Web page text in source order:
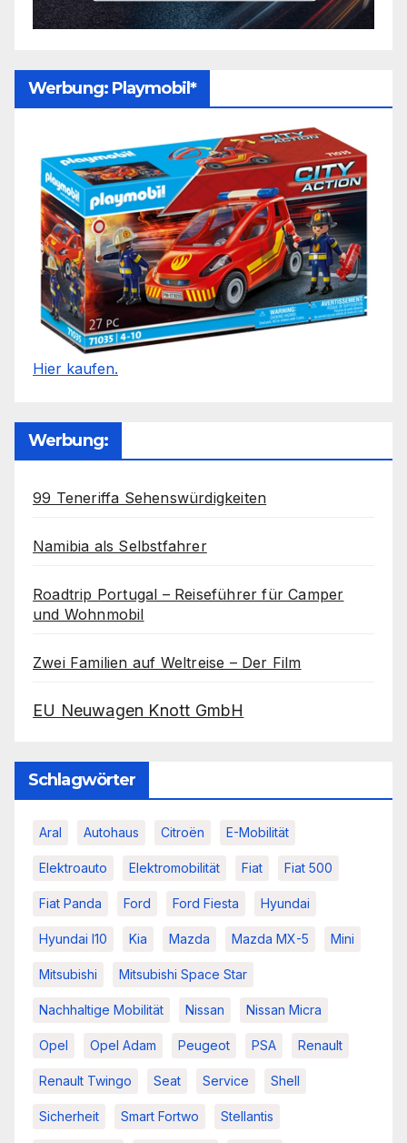
Werbung: Playmobil*
Hier kaufen.
Werbung:
99 Teneriffa Sehenswürdigkeiten
Namibia als Selbstfahrer
Roadtrip Portugal – Reiseführer für Camper
und Wohnmobil
Zwei Familien auf Weltreise – Der Film
EU Neuwagen Knott GmbH
Schlagwörter
Aral Autohaus Citroën E-Mobilität
Elektroauto Elektromobilität Fiat Fiat 500
Fiat Panda Ford Ford Fiesta Hyundai
Hyundai I10 Kia Mazda Mazda MX-5 Mini
Mitsubishi Mitsubishi Space Star
Nachhaltige Mobilität Nissan Nissan Micra
Opel Opel Adam Peugeot PSA Renault
Renault Twingo Seat Service Shell
Sicherheit Smart Fortwo Stellantis